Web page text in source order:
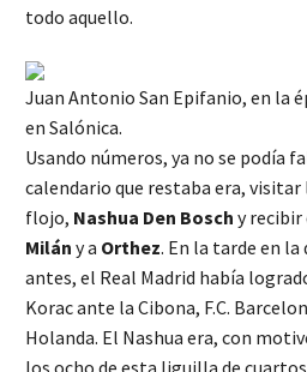
todo aquello.
Juan Antonio San Epifanio, en la
en Salónica.
Usando números, ya no se podía
calendario que restaba era,
flojo, Nashua Den Bosch y recibir
Milán y a Orthez. En la tarde en la
antes, el Real Madrid había
Korac ante la Cibona, F.C.
Holanda. El Nashua era, con